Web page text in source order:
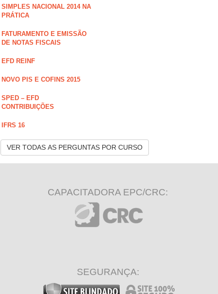
SIMPLES NACIONAL 2014 NA
PRÁTICA
FATURAMENTO E EMISSÃO
DE NOTAS FISCAIS
EFD REINF
NOVO PIS E COFINS 2015
SPED – EFD
CONTRIBUIÇÕES
IFRS 16
VER TODAS AS PERGUNTAS POR CURSO
CAPACITADORA EPC/CRC:
SEGURANÇA: